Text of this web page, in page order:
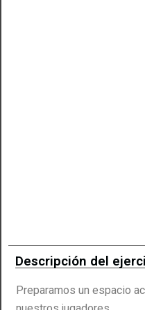
Descripción del
Preparamos un espacio